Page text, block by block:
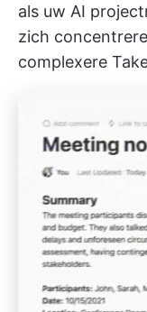
als uw AI
zich
complexere